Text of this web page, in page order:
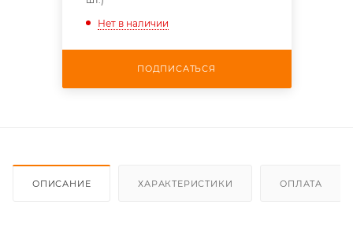
Нет в наличии
ПОДПИСАТЬСЯ
ОПИСАНИЕ ХАРАКТЕРИСТИКИ ОПЛАТА